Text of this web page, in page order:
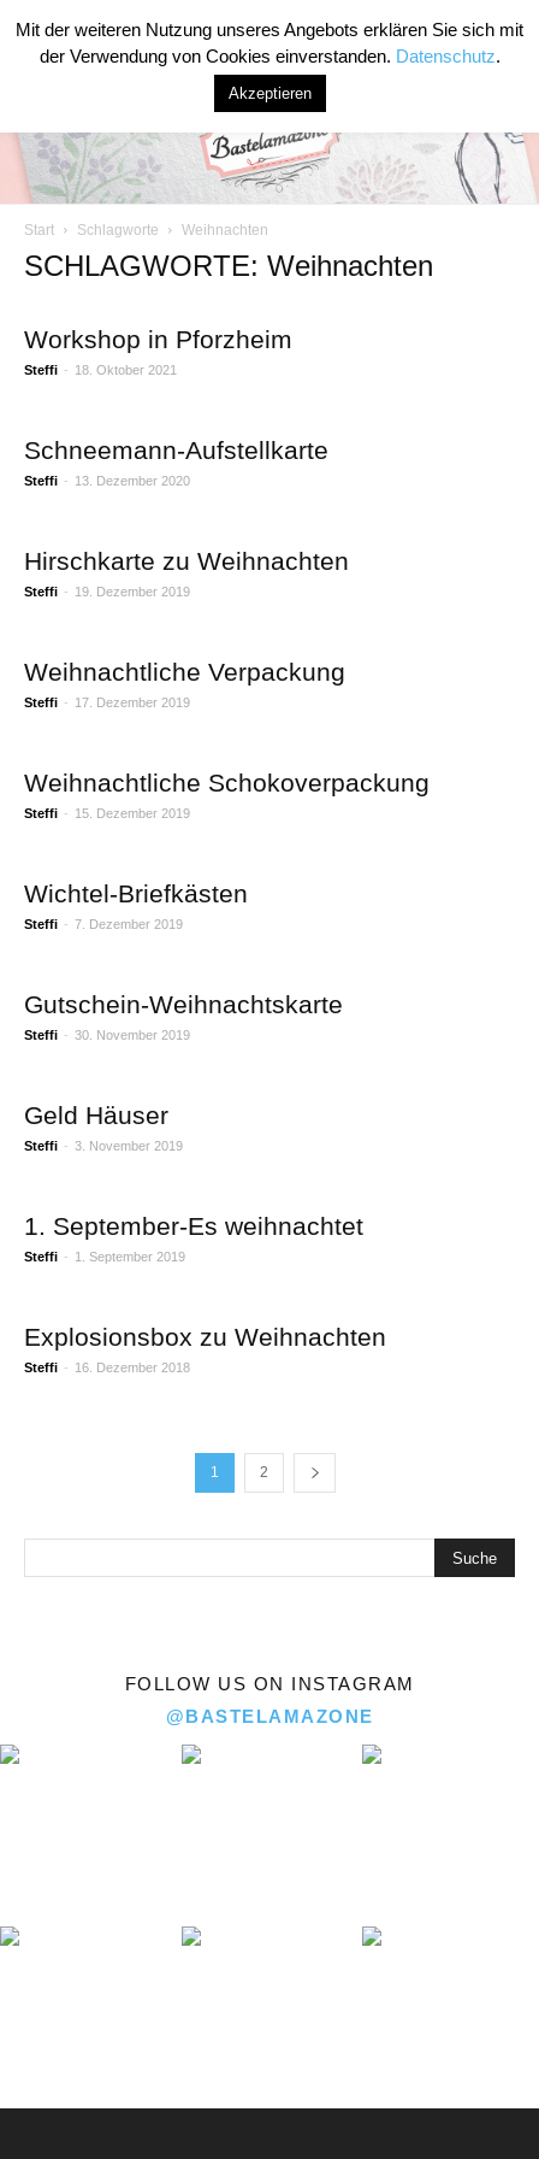
Bastelamazone
Start Schlagworte Weihnachten
SCHLAGWORTE: Weihnachten
Workshop in Pforzheim
Steffi - 18. Oktober 2021
Schneemann-Aufstellkarte
Steffi - 13. Dezember 2020
Hirschkarte zu Weihnachten
Steffi - 19. Dezember 2019
Weihnachtliche Verpackung
Steffi - 17. Dezember 2019
Weihnachtliche Schokoverpackung
Steffi - 15. Dezember 2019
Wichtel-Briefkästen
Steffi - 7. Dezember 2019
Gutschein-Weihnachtskarte
Steffi - 30. November 2019
Geld Häuser
Steffi - 3. November 2019
1. September-Es weihnachtet
Steffi - 1. September 2019
Explosionsbox zu Weihnachten
Steffi - 16. Dezember 2018
1 2
FOLLOW US ON INSTAGRAM
@BASTELAMAZONE
Mit der weiteren Nutzung unseres Angebots erklären Sie sich mit
der Verwendung von Cookies einverstanden. Datenschutz.
Akzeptieren